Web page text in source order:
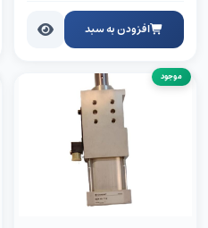
افزودن به سبد
موجود